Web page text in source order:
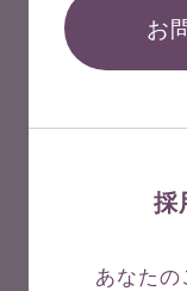
お
採
あなたの